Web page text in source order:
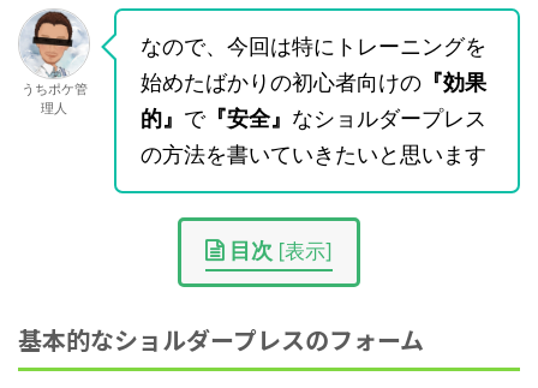
うちポケ管
理人
なので、今回は特にトレーニングを
始めたばかりの初心者向けの 『効果
的』 で『安全』 なショルダープレス
の方法を書いていきたいと思います
目次 [表示]
基本的なショルダープレスのフォーム